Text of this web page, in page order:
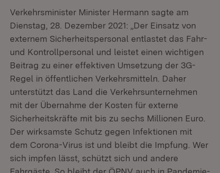
Verkehrsminister Minister Hermann sagte am
Dienstag, 28. Dezember 2021: „Der Einsatz von
externem Sicherheitspersonal entlastet das Fahr-
und Kontrollpersonal und leistet einen wichtigen
Beitrag zu einer effektiven Umsetzung der 3G-
Regel in öffentlichen Verkehrsmitteln. Daher
unterstützt das Land die Verkehrsunternehmen
mit der Übernahme der Kosten für externe
Sicherheitskräfte mit bis zu sechs Millionen Euro.
Der wirksamste Schutz gegen Infektionen mit
dem Corona-Virus ist und bleibt die Impfung. Wer
sich impfen lässt, schützt sich und andere